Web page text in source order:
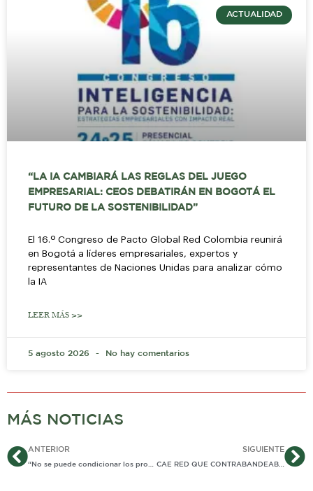
ACTUALIDAD
“LA IA CAMBIARÁ LAS REGLAS DEL JUEGO
EMPRESARIAL: CEOS DEBATIRÁN EN BOGOTÁ EL
FUTURO DE LA SOSTENIBILIDAD”
El 16.º Congreso de Pacto Global Red Colombia reunirá
en Bogotá a líderes empresariales, expertos y
representantes de Naciones Unidas para analizar cómo
la IA
LEER MÁS >>
5 agosto 2026 No hay comentarios
MÁS NOTICIAS
AntANTERIOR
“No se puede condicionar los programas de vivienda al voto por un candidato” MinVivienda
SIGUIENTE
CAE RED QUE CONTRABANDEABA Y FALSIFICABA SUPLEMENTOS ALIMENTICIOS Y PRODUCTOS PARA EL CRECIMIENTO MUSCULAR